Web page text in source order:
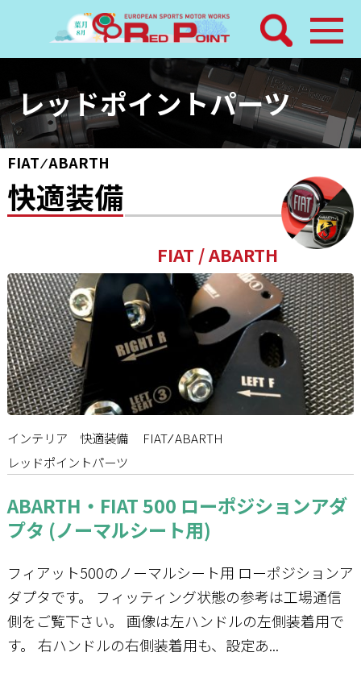
検索
ホーム
トピックス
整備メニュー
レッドポイントパーツ
店舗案内
工場通信
お問い合わせ
レッドポイントパーツ
FIAT ⁄ ABARTH
快適装備
インテリア 快適装備
FIAT ⁄ ABARTH
レッドポイントパーツ
ABARTH・FIAT 500 ローポジションアダ
プタ (ノーマルシート用)
フィアット500のノーマルシート用 ローポジションア
ダプタです。 フィッティング状態の参考は工場通信
側をご覧下さい。 画像は左ハンドルの左側装着用で
す。 右ハンドルの右側装着用も、設定あ...